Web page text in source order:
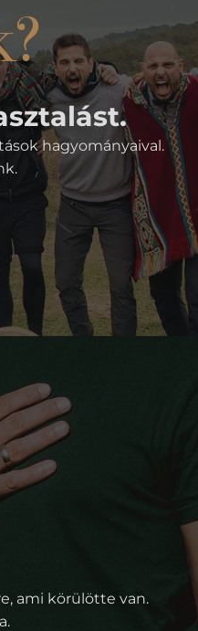
hagyományaival.
ami körülötte van.